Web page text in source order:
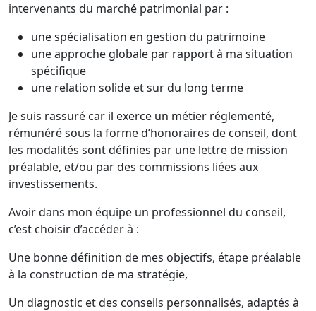
intervenants du marché patrimonial par :
une spécialisation en gestion du patrimoine
une approche globale par rapport à ma situation
spécifique
une relation solide et sur du long terme
Je suis rassuré car il exerce un métier réglementé,
rémunéré sous la forme d’honoraires de conseil, dont
les modalités sont définies par une lettre de mission
préalable, et/ou par des commissions liées aux
investissements.
Avoir dans mon équipe un professionnel du conseil,
c’est choisir d’accéder à :
Une bonne définition de mes objectifs, étape préalable
à la construction de ma stratégie,
Un diagnostic et des conseils personnalisés, adaptés à